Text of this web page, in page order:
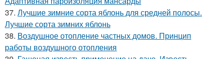
37. Лучшие зимние сорта яблонь для средней полосы.
Лучшие сорта зимних яблонь
38. Воздушное отопление частных домов. Принцип
работы воздушного отопления